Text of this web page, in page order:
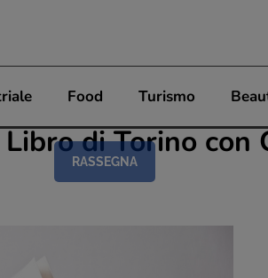
Food Turismo
di Torino con
RASSEGNA